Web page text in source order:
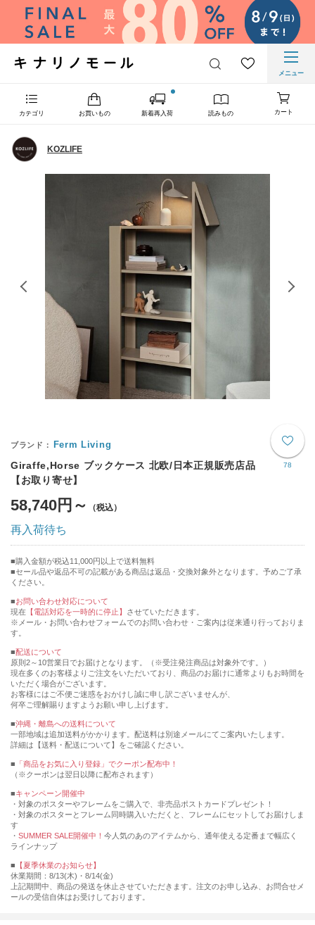
メニュー
カテゴリ お買いもの 新着再入荷 読みもの カート
KOZLIFE
78
Ferm Living
Giraffe,Horse ブックケース 北欧/日本正規販売店品
【お取り寄せ】
58,740円～
再入荷待ち
購入金額が税込11,000円以上で送料無料
セール品や返品不可の記載がある商品は返品・交換対象外となります。予めご了承
ください。
■お問い合わせ対応について
現在 【電話対応を一時的に停止】 させていただきます。
※メール・お問い合わせフォームでのお問い合わせ・ご案内は従来通り行っておりま
す。
■配送について
原則2～10営業日でお届けとなります。（※受注発注商品は対象外です。）
現在多くのお客様よりご注文をいただいており、商品のお届けに通常よりもお時間を
いただく場合がございます。
お客様にはご不便ご迷惑をおかけし誠に申し訳ございませんが、
何卒ご理解賜りますようお願い申し上げます。
■沖縄・離島への送料について
一部地域は追加送料がかかります。配送料は別途メールにてご案内いたします。
詳細は【送料・配送について】をご確認ください。
■ 「商品をお気に入り登録」でクーポン配布中！
（※クーポンは翌日以降に配布されます）
■キャンペーン開催中
・対象のポスターやフレームをご購入で、非売品ポストカードプレゼント！
・対象のポスターとフレーム同時購入いただくと、フレームにセットしてお届けしま
す
・ SUMMER SALE開催中！ 今人気のあのアイテムから、通年使える定番まで幅広く
ラインナップ
■ 【夏季休業のお知らせ】
休業期間：8/13(木)・8/14(金)
上記期間中、商品の発送を休止させていただきます。注文のお申し込み、お問合せメ
ールの受信自体はお受けしております。